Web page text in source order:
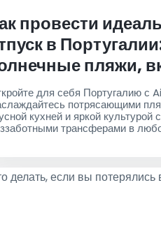
провести
в
пляжи,
и культурные
для себя Португалию с
потрясающими
кухней и яркой культурой с
трансферами в